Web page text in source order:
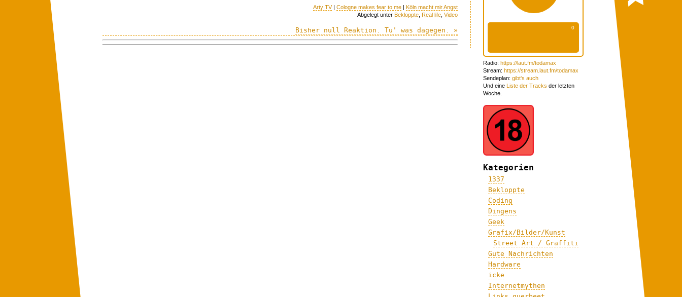
Arty TV| Cologne makes fear to me | Köln macht mir Angst
Abgelegt unter Bekloppte Real life Video
Bisher null Reaktion. Tu' was dagegen. »
Radio: https://laut.fm/todamax
Stream: https://stream.laut.fm/todamax
Sendeplan: gibt's auch
Und eine Liste der Tracks der letzten
Woche.
Kategorien
1337
Bekloppte
Coding
Dingens
Geek
Grafix/Bilder/Kunst
Street Art / Graffiti
Gute Nachrichten
Hardware
icke
Internetmythen